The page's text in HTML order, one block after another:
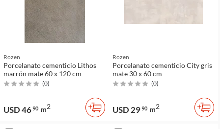
Rozen
Porcelanato cementicio Lithos
marrón mate 60 x 120 cm
(0)
USD 4690 m2
Rozen
Porcelanato cementicio City gris
mate 30 x 60 cm
(0)
USD 2990 m2